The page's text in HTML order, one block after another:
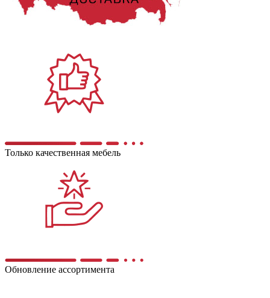
Только качественная мебель
Обновление ассортимента